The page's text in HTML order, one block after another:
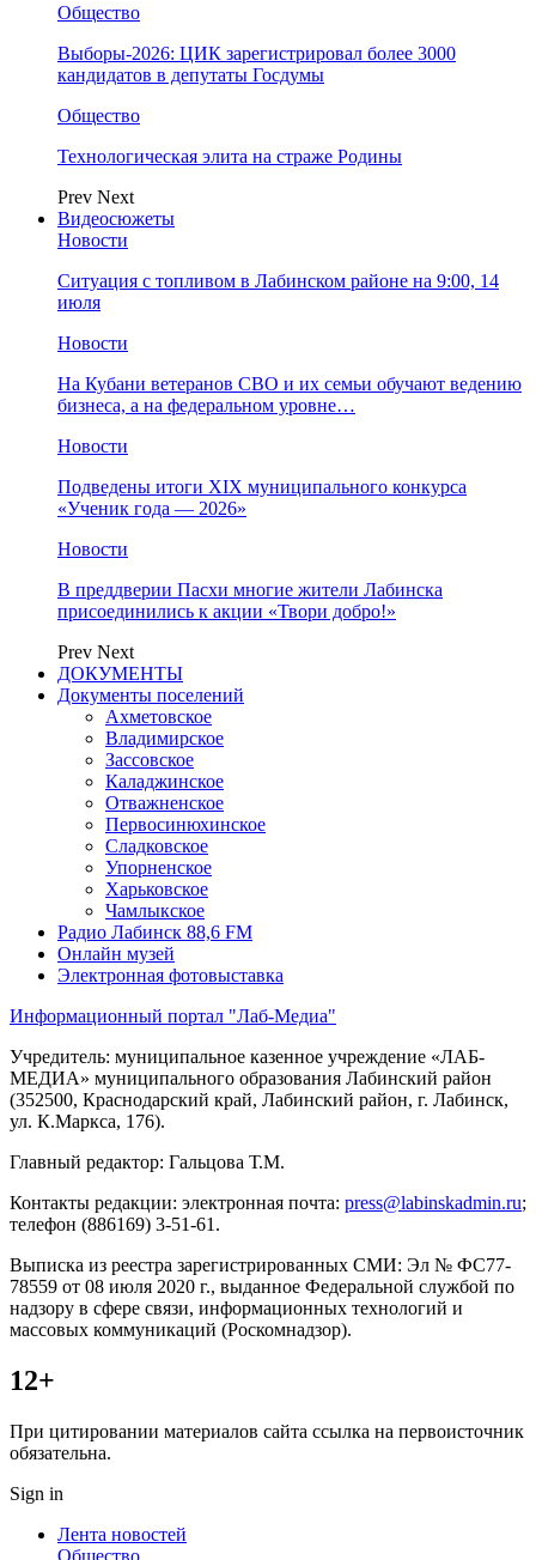
Общество
Выборы-2026: ЦИК зарегистрировал более 3000
кандидатов в депутаты Госдумы
Общество
Технологическая элита на страже Родины
Prev Next
Видеосюжеты
Новости
Ситуация с топливом в Лабинском районе на 9:00, 14
июля
Новости
На Кубани ветеранов СВО и их семьи обучают ведению
бизнеса, а на федеральном уровне…
Новости
Подведены итоги XIX муниципального конкурса
«Ученик года — 2026»
Новости
В преддверии Пасхи многие жители Лабинска
присоединились к акции «Твори добро!»
Prev Next
ДОКУМЕНТЫ
Документы поселений
Ахметовское
Владимирское
Зассовское
Каладжинское
Отважненское
Первосинюхинское
Сладковское
Упорненское
Харьковское
Чамлыкское
Радио Лабинск 88,6 FM
Онлайн музей
Электронная фотовыставка
Информационный портал "Лаб-Медиа"
Учредитель: муниципальное казенное учреждение «ЛАБ-
МЕДИА» муниципального образования Лабинский район
(352500, Краснодарский край, Лабинский район, г. Лабинск,
ул. К.Маркса, 176).
Главный редактор: Гальцова Т.М.
Контакты редакции: электронная почта: press@labinskadmin.ru;
телефон (886169) 3-51-61.
Выписка из реестра зарегистрированных СМИ: Эл № ФС77-
78559 от 08 июля 2020 г., выданное Федеральной службой по
надзору в сфере связи, информационных технологий и
массовых коммуникаций (Роскомнадзор).
12+
При цитировании материалов сайта ссылка на первоисточник
обязательна.
Sign in
Лента новостей
Общество